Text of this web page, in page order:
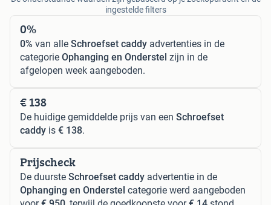
ingestelde filters
0%
0% van alle Schroefset caddy advertenties in de
categorie Ophanging en Onderstel zijn in de
afgelopen week aangeboden.
€ 138
De huidige gemiddelde prijs van een Schroefset
caddy is € 138.
Prijscheck
De duurste Schroefset caddy advertentie in de
Ophanging en Onderstel categorie werd aangeboden